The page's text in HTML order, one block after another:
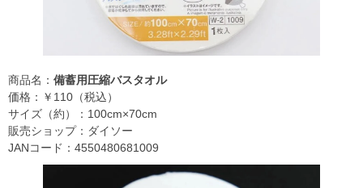
商品名： 備蓄用圧縮バスタオル
価格：￥110（税込）
サイズ（約）：100cm×70cm
販売ショップ：ダイソー
JANコード：4550480681009